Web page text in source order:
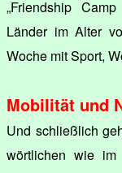
„Friendship
Länder im Alter
Woche mit Sport,
Mobilität und
Und schließlich
wörtlichen wie im